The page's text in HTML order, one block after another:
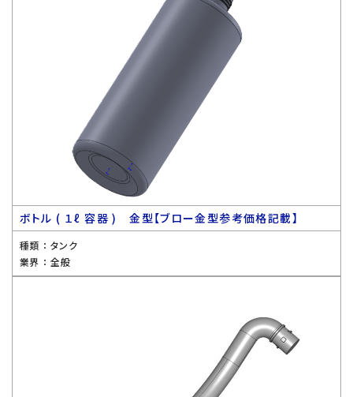
ボトル ( １ℓ 容器 ) 金型【ブロー金型参考価格記載】
種類 ： タンク
業界 ： 全般